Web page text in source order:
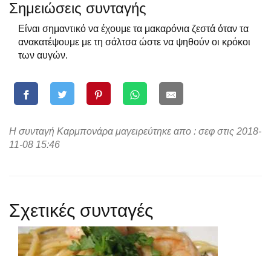
Σημειώσεις συνταγής
Είναι σημαντικό να έχουμε τα μακαρόνια ζεστά όταν τα
ανακατέψουμε με τη σάλτσα ώστε να ψηθούν οι κρόκοι
των αυγών.
Η συνταγή Καρμπονάρα μαγειρεύτηκε απο : σεφ στις 2018-
11-08 15:46
Σχετικές συνταγές